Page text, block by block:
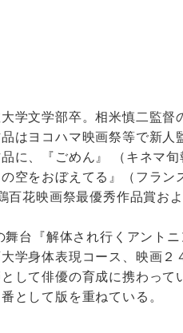
学文学部卒。相米慎二監督
はヨコハマ映画祭等で新人
に、『ごめん』 （キネマ
空をおぼえてる』（フラ
百花映画祭最優秀作品賞お
台『解体され行くアント
学身体表現コース、映画
して俳優の育成に携わって
として版を重ねている。